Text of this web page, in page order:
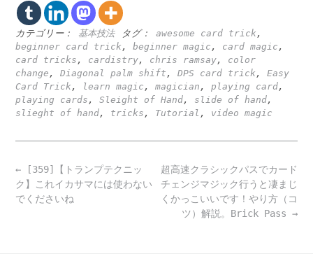
カテゴリー： 基本技法 タグ： awesome card trick ,
beginner card trick , beginner magic , card magic ,
card tricks , cardistry, chris ramsay, color
change , Diagonal palm shift , DPS card trick , Easy
Card Trick , learn magic , magician , playing card,
playing cards , Sleight of Hand, slide of hand,
slieght of hand, tricks , Tutorial , video magic
Post
navigation
超高速クラシックパスでカード
チェンジマジック行うと凄まじ
くかっこいいです！やり方（コ
ツ）解説。Brick Pass →
← [359]【トランプテクニッ
ク】これイカサマには使わない
でくださいね